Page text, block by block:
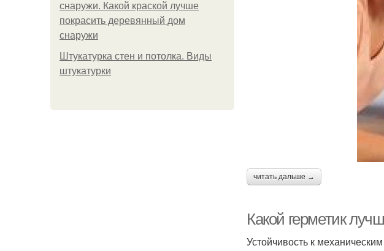
снаружи. Какой краской лучше
покрасить деревянный дом
снаружи
Штукатурка стен и потолка. Виды
штукатурки
читать дальше →
Какой герметик
Устойчивость к